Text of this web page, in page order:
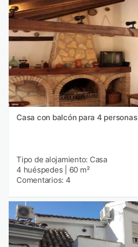
Casa con balcón para 4 personas
Tipo de alojamiento: Casa
4 huéspedes
60 m²
Comentarios: 4